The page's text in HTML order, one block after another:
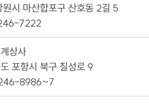
원시 마산합포구 산호동 2길 5
7222
상사
포항시 북구 칠성로 9
8986~7